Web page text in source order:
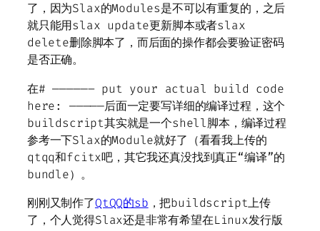
了，因为Slax的Modules是不可以有重复的，之后
就只能用slax update更新脚本或者slax
delete删除脚本了，而后面的操作都会要验证密码
是否正确。
在# —————– put your actual build code
here: —————后面一定要写详细的编译过程，这个
buildscript其实就是一个shell脚本，编译过程
参考一下Slax的Module就好了（看看我上传的
qtqq和fcitx吧，其它我还真没找到真正“编译”的
bundle）。
刚刚又制作了QtQQ的sb ，把buildscript上传
了，个人觉得Slax还是非常有希望在Linux发行版